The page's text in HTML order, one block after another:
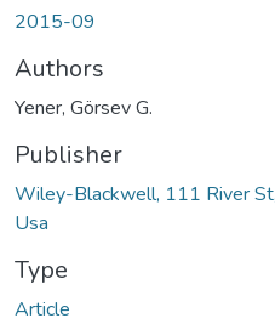
2015-09
Authors
Yener, Görsev G.
Publisher
Wiley-Blackwell, 111 River
Usa
Type
Article